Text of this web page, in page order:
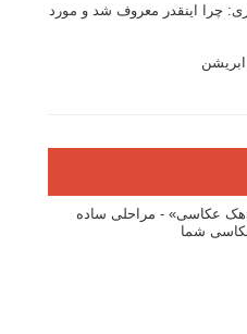
چرا اینقدر معروف شد و مورد
عکاسی» - مراحلی ساده
شما